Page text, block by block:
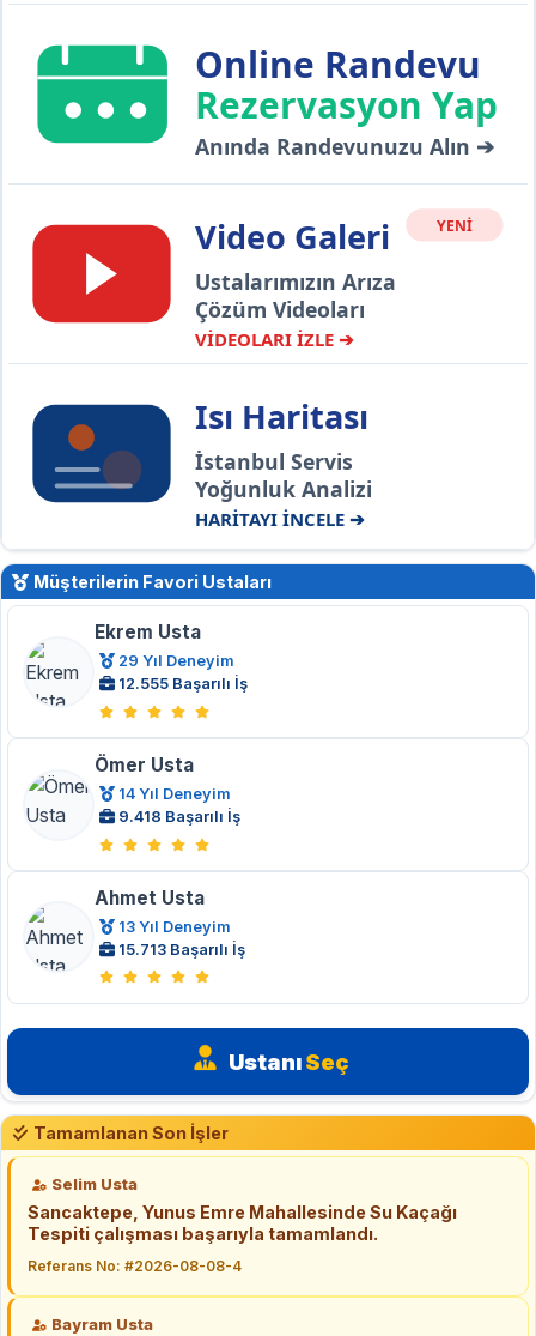
Online Randevu
Rezervasyon Yap
Anında Randevunuzu Alın ➔
Video Galeri YENİ
Ustalarımızın Arıza
Çözüm Videoları
VİDEOLARI İZLE ➔
Isı Haritası
İstanbul Servis
Yoğunluk Analizi
HARİTAYI İNCELE ➔
Müşterilerin Favori Ustaları
Ekrem Usta
29 Yıl Deneyim
12.555 Başarılı İş
Ömer Usta
14 Yıl Deneyim
9.418 Başarılı İş
Ahmet Usta
13 Yıl Deneyim
15.713 Başarılı İş
UstanıSeç
Tamamlanan Son İşler
Selim Usta
Sancaktepe, Yunus Emre Mahallesinde Su Kaçağı
Tespiti çalışması başarıyla tamamlandı.
Referans No: #2026-08-08-4
Bayram Usta